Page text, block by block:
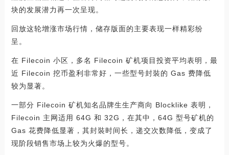
块的发展潜力再一次呈现。
回放这轮增涨市场行情，储存版面的主要表现一样精彩纷
呈。
在 Filecoin 小区，多名 Filecoin 矿机项目投资平均表明，最
近 Filecoin 挖币盈利非常好，一些型号封裝的 Gas 费降低
较为显著。
一部分 Filecoin 矿机知名品牌生生产商向 Blocklike 表明，
Filecoin 主网适用 64G 和 32G，在其中，64G 型号矿机的
Gas 花费降低显著，其封裝时间长，递交次数降低，变成了
现阶段销售市场上较为火爆的型号。